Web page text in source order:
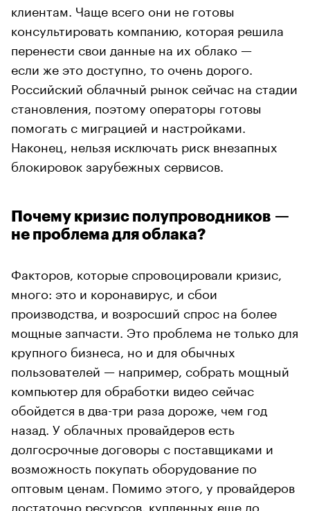
клиентам. Чаще всего они не готовы
консультировать компанию, которая решила
перенести свои данные на их облако —
если же это доступно, то очень дорого.
Российский облачный рынок сейчас на стадии
становления, поэтому операторы готовы
помогать с миграцией и настройками.
Наконец, нельзя исключать риск внезапных
блокировок зарубежных сервисов.
Почему кризис полупроводников —
не проблема для облака?
Факторов, которые спровоцировали кризис,
много: это и коронавирус, и сбои
производства, и возросший спрос на более
мощные запчасти. Это проблема не только для
крупного бизнеса, но и для обычных
пользователей — например, собрать мощный
компьютер для обработки видео сейчас
обойдется в два-три раза дороже, чем год
назад. У облачных провайдеров есть
долгосрочные договоры с поставщиками и
возможность покупать оборудование по
оптовым ценам. Помимо этого, у провайдеров
достаточно ресурсов, купленных еще до